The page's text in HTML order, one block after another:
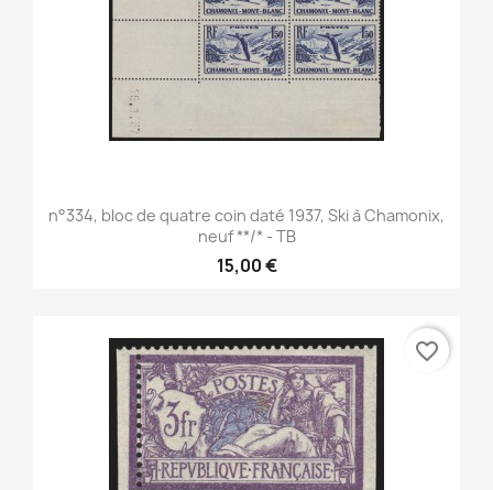
n°334, bloc de quatre coin daté 1937, Ski à Chamonix,
neuf **/* - TB
15,00 €
favorite_border